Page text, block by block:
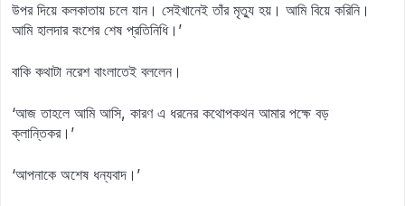
উপর দিয়ে কলকাতায় চলে যান। সেইখানেই তাঁর মৃত্যু হয়। আমি বিয়ে করিনি।
আমি হালদার বংশের শেষ প্রতিনিধি।’
বাকি কথাটা নরেশ বাংলাতেই বললেন।
‘আজ তাহলে আমি আসি, কারণ এ ধরনের কথোপকথন আমার পক্ষে বড়
ক্লান্তিকর।’
‘আপনাকে অশেষ ধন্যবাদ।’